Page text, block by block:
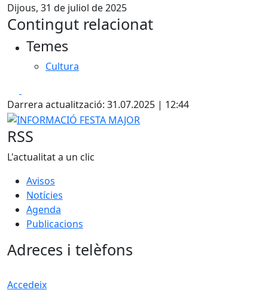
Dijous, 31 de juliol de 2025
Contingut relacionat
Temes
Cultura
Darrera actualització: 31.07.2025 | 12:44
INFORMACIÓ FESTA MAJOR
RSS
L'actualitat a un clic
Avisos
Notícies
Agenda
Publicacions
Adreces i telèfons
Accedeix